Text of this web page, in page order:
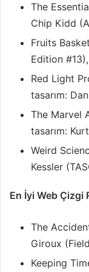
The
Chip Kidd
Fruits
Edition
Red Light
tasarım:
The Marvel
tasarım:
Weird
Kessler
En İyi Web Çizgi
The
Giroux
Keeping